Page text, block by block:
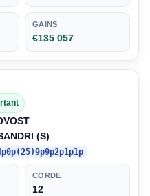
GAINS
€135 057
(S)
CORDE
12